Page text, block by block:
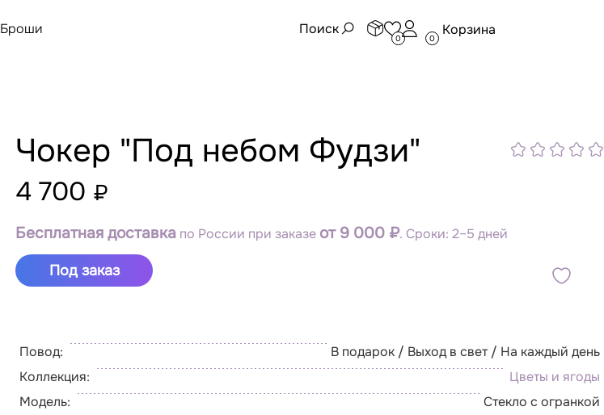
Броши Поиск
0
Корзина
0
Чокер "Под небом Фудзи"
4 700 ₽
Бесплатная доставка по России при заказе от 9 000 ₽. Сроки: 2–5 дней
Под заказ
Повод:
В подарок / Выход в свет / На каждый день
Коллекция:
Цветы и ягоды
Модель:
Стекло с огранкой